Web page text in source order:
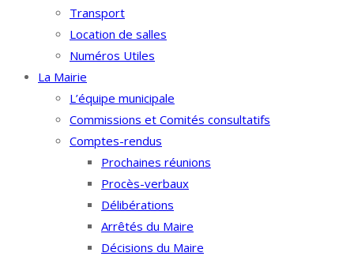
Transport
Location de salles
Numéros Utiles
La Mairie
L’équipe municipale
Commissions et Comités consultatifs
Comptes-rendus
Prochaines réunions
Procès-verbaux
Délibérations
Arrêtés du Maire
Décisions du Maire